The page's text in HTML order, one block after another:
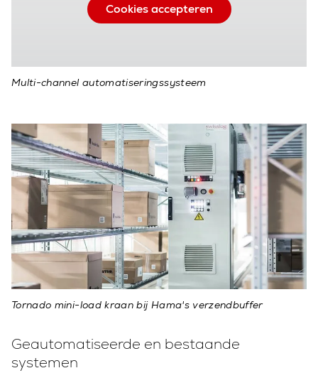
Cookies accepteren
Multi-channel automatiseringssysteem
Tornado mini-load kraan bij Hama's verzendbuffer
Geautomatiseerde en bestaande
systemen